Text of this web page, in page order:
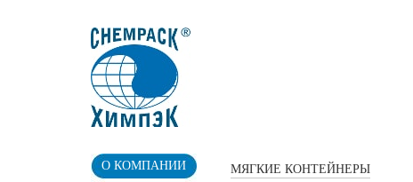
О КОМПАНИИ МЯГКИЕ КОНТЕЙНЕРЫ